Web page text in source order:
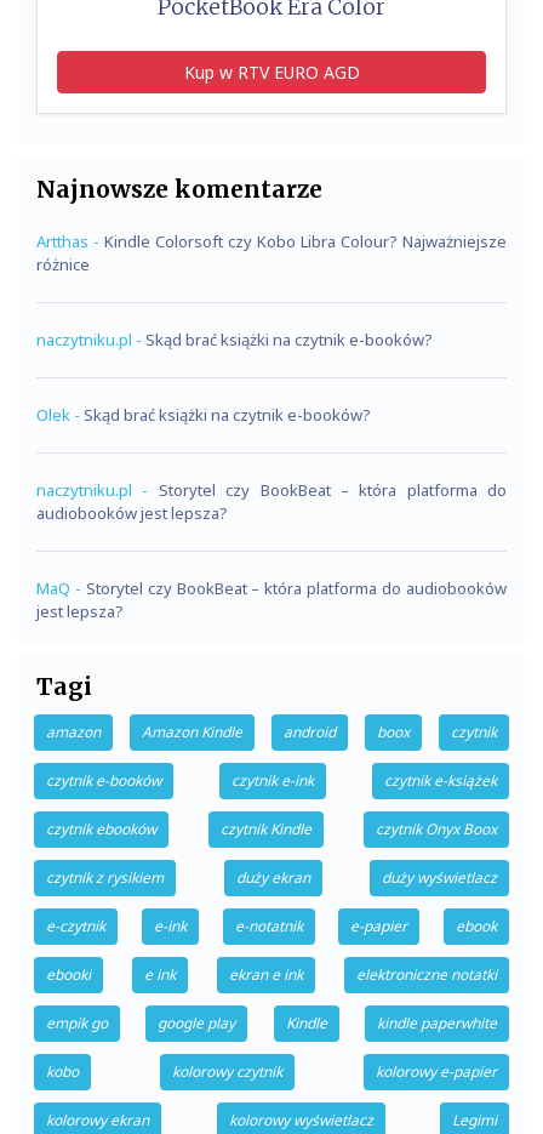
PocketBook Era Color
Kup w RTV EURO AGD
Najnowsze komentarze
Artthas - Kindle Colorsoft czy Kobo Libra Colour? Najważniejsze
różnice
naczytniku.pl - Skąd brać książki na czytnik e-booków?
Olek - Skąd brać książki na czytnik e-booków?
naczytniku.pl - Storytel czy BookBeat – która platforma do
audiobooków jest lepsza?
MaQ - Storytel czy BookBeat – która platforma do audiobooków
jest lepsza?
Tagi
amazon Amazon Kindle android boox czytnik
czytnik e-booków czytnik e-ink czytnik e-książek
czytnik ebooków czytnik Kindle czytnik Onyx Boox
czytnik z rysikiem duży ekran duży wyświetlacz
e-czytnik e-ink e-notatnik e-papier ebook
ebooki e ink ekran e ink elektroniczne notatki
empik go google play Kindle kindle paperwhite
kobo kolorowy czytnik kolorowy e-papier
kolorowy ekran kolorowy wyświetlacz Legimi